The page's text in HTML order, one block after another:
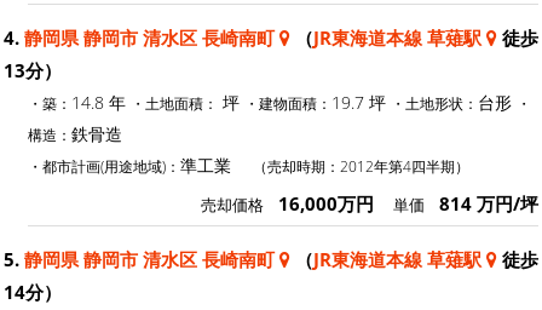
4. 静岡県 静岡市 清水区 長崎南町 （JR東海道本線 草薙駅
徒歩
13分）
・築： 14.8 年 ・土地面積： 坪 ・建物面積： 19.7 坪 ・土地形状： 台形 ・
構造： 鉄骨造
・都市計画(用途地域)： 準工業 （売却時期：2012年第4四半期）
売却価格 16,000万円 単価 814 万円/坪
5. 静岡県 静岡市 清水区 長崎南町 （JR東海道本線 草薙駅
徒歩
14分）